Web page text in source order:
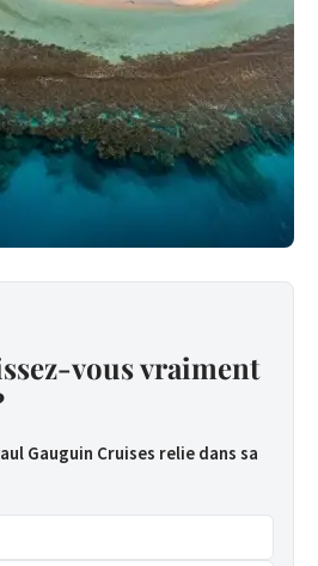
vous vraiment
Gauguin Cruises relie dans sa